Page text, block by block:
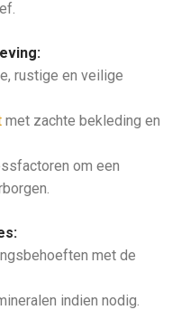
rustige en veilige
met zachte bekleding en
om een
met de
indien nodig.